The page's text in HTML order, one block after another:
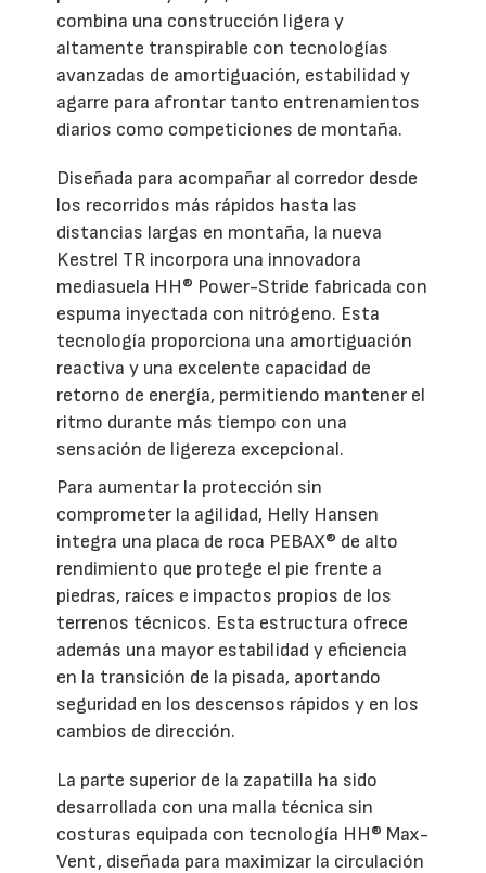
combina una construcción ligera y
altamente transpirable con tecnologías
avanzadas de amortiguación, estabilidad y
agarre para afrontar tanto entrenamientos
diarios como competiciones de montaña.
Diseñada para acompañar al corredor desde
los recorridos más rápidos hasta las
distancias largas en montaña, la nueva
Kestrel TR incorpora una innovadora
mediasuela HH® Power-Stride fabricada con
espuma inyectada con nitrógeno. Esta
tecnología proporciona una amortiguación
reactiva y una excelente capacidad de
retorno de energía, permitiendo mantener el
ritmo durante más tiempo con una
sensación de ligereza excepcional.
Para aumentar la protección sin
comprometer la agilidad, Helly Hansen
integra una placa de roca PEBAX® de alto
rendimiento que protege el pie frente a
piedras, raíces e impactos propios de los
terrenos técnicos. Esta estructura ofrece
además una mayor estabilidad y eficiencia
en la transición de la pisada, aportando
seguridad en los descensos rápidos y en los
cambios de dirección.
La parte superior de la zapatilla ha sido
desarrollada con una malla técnica sin
costuras equipada con tecnología HH® Max-
Vent, diseñada para maximizar la circulación